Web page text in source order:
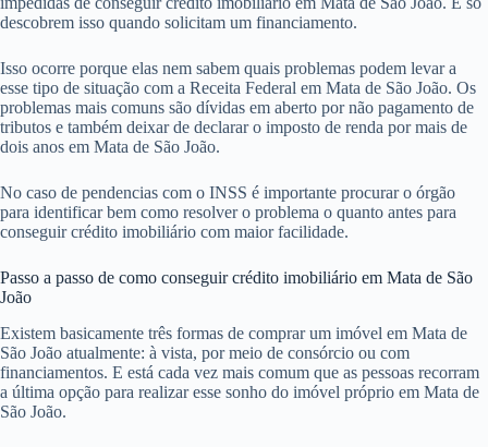
descobrem isso quando solicitam um financiamento.
Isso ocorre porque elas nem sabem quais problemas podem levar a
esse tipo de situação com a Receita Federal em Mata de São João. Os
problemas mais comuns são dívidas em aberto por não pagamento de
tributos e também deixar de declarar o imposto de renda por mais de
dois anos em Mata de São João.
No caso de pendencias com o INSS é importante procurar o órgão
para identificar bem como resolver o problema o quanto antes para
conseguir crédito imobiliário com maior facilidade.
Passo a passo de como conseguir crédito imobiliário em Mata de São
João
Existem basicamente três formas de comprar um imóvel em Mata de
São João atualmente: à vista, por meio de consórcio ou com
financiamentos. E está cada vez mais comum que as pessoas recorram
a última opção para realizar esse sonho do imóvel próprio em Mata de
São João.